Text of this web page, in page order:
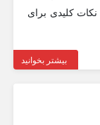
کلیدی برای
بیشتر بخوانید